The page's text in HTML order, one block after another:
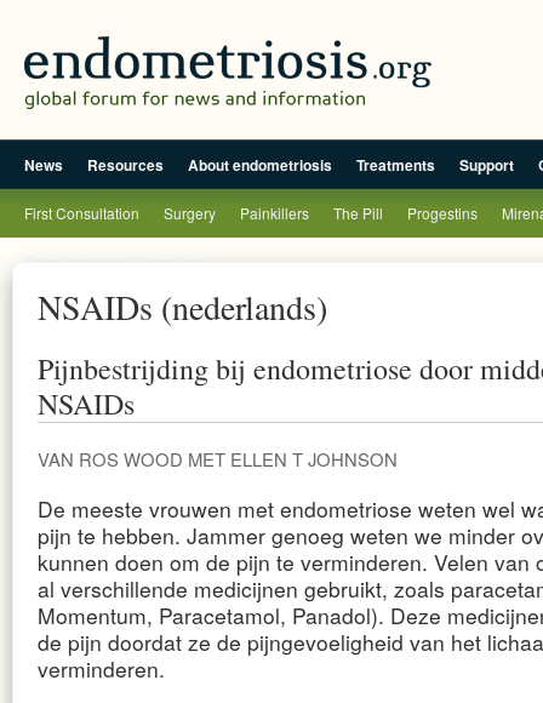
News Resources About endometriosis Treatments Support
First Consultation Surgery Painkillers The Pill Progestins
NSAIDs (nederlands)
Pijnbestrijding bij endometriose door
NSAIDs
VAN ROS WOOD MET ELLEN T JOHNSON
De meeste vrouwen met endometriose weten wel
pijn te hebben. Jammer genoeg weten we minder
kunnen doen om de pijn te verminderen. Velen van
al verschillende medicijnen gebruikt, zoals
Momentum, Paracetamol, Panadol). Deze
de pijn doordat ze de pijngevoeligheid van het
verminderen.